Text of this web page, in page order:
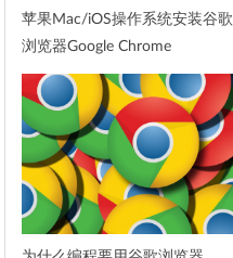
苹果Mac/iOS操作系统安装谷歌
浏览器Google Chrome